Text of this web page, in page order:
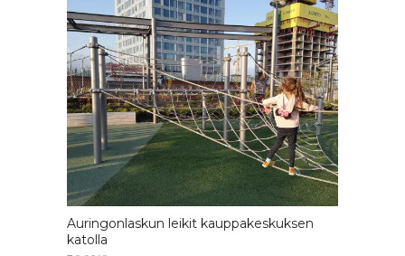
Auringonlaskun leikit kauppakeskuksen
katolla